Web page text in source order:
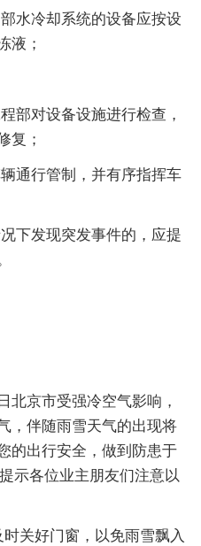
水冷却系统的设备应按设
液；
部对设备设施进行检查，
复；
通行管制，并有序指挥车
下发现突发事件的，应提
北京市受强冷空气影响，
，伴随雨雪天气的出现将
的出行安全，做到防患于
示各位业主朋友们注意以
关好门窗，以免雨雪飘入